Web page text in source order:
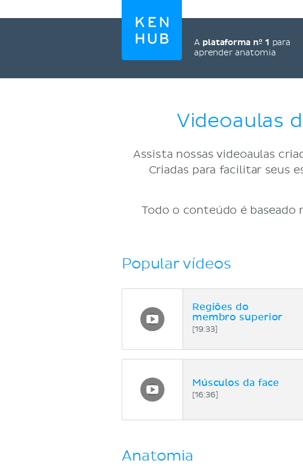
A plataforma nº 1 para
aprender anatomia
Videoaulas
Assista nossas videoaulas
Criadas para facilitar seus
Todo o conteúdo é baseado
Popular vídeos
Regiões do
membro superior
[19:33]
Músculos da face
[16:36]
Anatomia